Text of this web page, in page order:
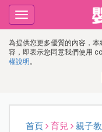
為提供您更多優質的內容，
容，即表示您同意我們使用
權說明 。
Toggle
navigation
首頁 育兒 親子